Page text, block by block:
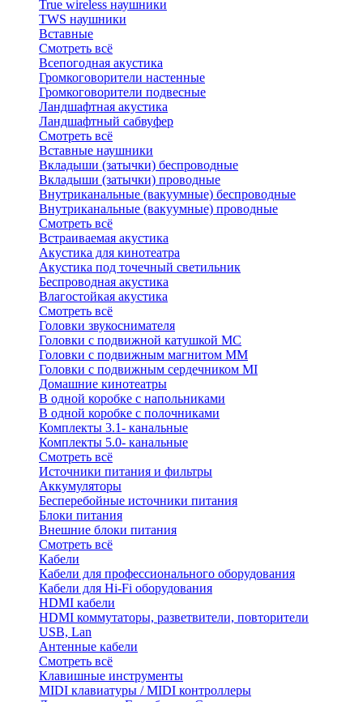
True wireless наушники
TWS наушники
Вставные
Смотреть всё
Всепогодная акустика
Громкоговорители настенные
Громкоговорители подвесные
Ландшафтная акустика
Ландшафтный сабвуфер
Смотреть всё
Вставные наушники
Вкладыши (затычки) беспроводные
Вкладыши (затычки) проводные
Внутриканальные (вакуумные) беспроводные
Внутриканальные (вакуумные) проводные
Смотреть всё
Встраиваемая акустика
Акустика для кинотеатра
Акустика под точечный светильник
Беспроводная акустика
Влагостойкая акустика
Смотреть всё
Головки звукоснимателя
Головки с подвижной катушкой MC
Головки с подвижным магнитом ММ
Головки с подвижным сердечником MI
Домашние кинотеатры
В одной коробке с напольниками
В одной коробке с полочниками
Комплекты 3.1- канальные
Комплекты 5.0- канальные
Смотреть всё
Источники питания и фильтры
Аккумуляторы
Бесперебойные источники питания
Блоки питания
Внешние блоки питания
Смотреть всё
Кабели
Кабели для профессионального оборудования
Кабели для Hi-Fi оборудования
HDMI кабели
HDMI коммутаторы, разветвители, повторители
USB, Lan
Антенные кабели
Смотреть всё
Клавишные инструменты
MIDI клавиатуры / MIDI контроллеры